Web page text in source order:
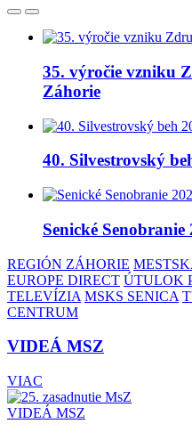
35. výročie vzniku
Záhorie
40. Silvestrovský
Senické Senobranie
REGIÓN ZÁHORIE
EUROPE DIRECT ÚTULOK
TELEVÍZIA MSKS SENICA
CENTRUM
VIDEÁ MSZ
VIAC
VIDEÁ MSZ